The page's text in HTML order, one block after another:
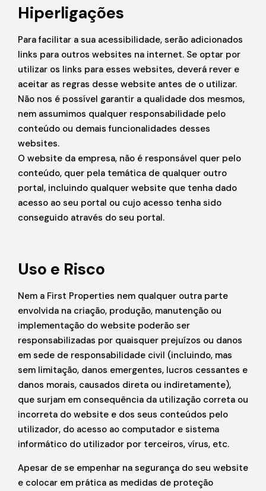
Hiperligações
Para facilitar a sua acessibilidade, serão adicionados
links para outros websites na internet. Se optar por
utilizar os links para esses websites, deverá rever e
aceitar as regras desse website antes de o utilizar.
Não nos é possível garantir a qualidade dos mesmos,
nem assumimos qualquer responsabilidade pelo
conteúdo ou demais funcionalidades desses
websites.
O website da empresa, não é responsável quer pelo
conteúdo, quer pela temática de qualquer outro
portal, incluindo qualquer website que tenha dado
acesso ao seu portal ou cujo acesso tenha sido
conseguido através do seu portal.
Uso e Risco
Nem a First Properties nem qualquer outra parte
envolvida na criação, produção, manutenção ou
implementação do website poderão ser
responsabilizadas por quaisquer prejuízos ou danos
em sede de responsabilidade civil (incluindo, mas
sem limitação, danos emergentes, lucros cessantes e
danos morais, causados direta ou indiretamente),
que surjam em consequência da utilização correta ou
incorreta do website e dos seus conteúdos pelo
utilizador, do acesso ao computador e sistema
informático do utilizador por terceiros, vírus, etc.
Apesar de se empenhar na segurança do seu website
e colocar em prática as medidas de proteção